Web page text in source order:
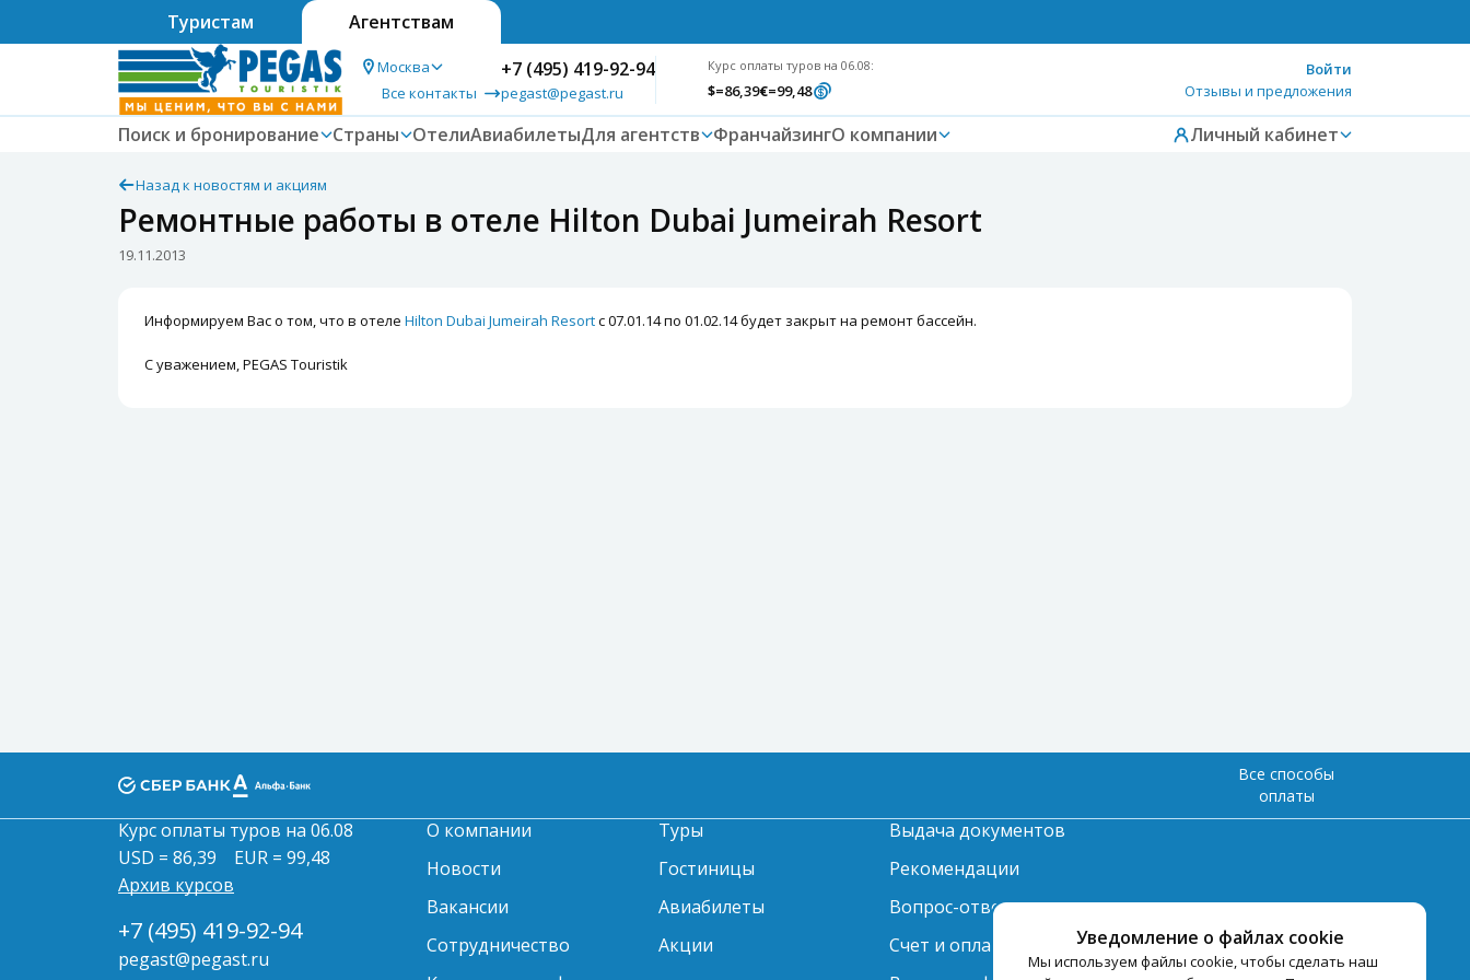
Туристам Агентствам
Москва
Все контакты
+7 (495) 419-92-94
pegast@pegast.ru
Курс оплаты туров на 06.08:
$=86,39€=99,48
Войти
Отзывы и предложения
Поиск и бронирование Страны ОтелиАвиабилетыДля агентств ФранчайзингО компании Личный кабинет
Назад к новостям и акциям
Ремонтные работы в отеле Hilton Dubai Jumeirah Resort
19.11.2013
Информируем Вас о том, что в отеле Hilton Dubai Jumeirah Resortс 07.01.14 по 01.02.14 будет закрыт на ремонт бассейн.
С уважением, PEGAS Touristik
Уведомление о файлах cookie
Мы используем файлы cookie, чтобы сделать наш
Все способы
оплаты
Курс оплаты туров на 06.08
USD = 86,39
EUR = 99,48
Архив курсов
+7 (495) 419-92-94
pegast@pegast.ru
О компании
Новости
Вакансии
Сотрудничество
Туры
Гостиницы
Авиабилеты
Акции
Выдача документов
Рекомендации
Вопрос-ответ
Счет и оплата